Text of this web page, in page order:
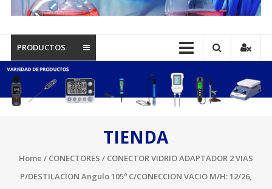
Educacionales.
PRODUCTOS
TIENDA
Home / CONECTORES / CONECTOR VIDRIO ADAPTADOR 2 VIAS
P/DESTILACION Angulo 105º C/CONECCION VACIO M/H: 12/26,